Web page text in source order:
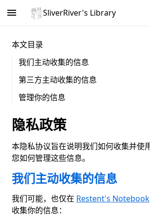
SliverRiver's Library
隐私政策
本隐私协议旨在说明我们如何收集并使
您如何管理这些信息。
我们主动收集的信息
我们可能，也仅在 Restent's Notebook
收集你的信息：
本文目录
我们主动收集的信息
第三方主动收集的信息
管理你的信息